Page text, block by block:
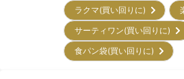
ラクマ(買い回りに)
サーティワン(買い回りに)
食パン袋(買い回りに)